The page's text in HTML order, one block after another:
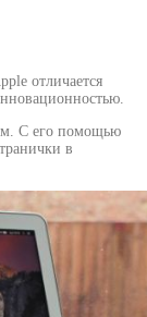
отличается
С его помощью
в